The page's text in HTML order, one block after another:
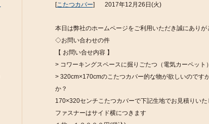
[こたつカバー] 2017年12月26日(火)
本日は弊社のホームページをご利用いただき誠にありが
◇お問い合わせの件
【 お問い合せ内容 】
> コワーキングスペースに掘りごたつ（電気カーペット
> 320cm×170cmのこたつカバー的な物が欲しいのです
か？
170×320センチこたつカバーで下記生地でお見積りいた
ファスナーはサイド横につきます